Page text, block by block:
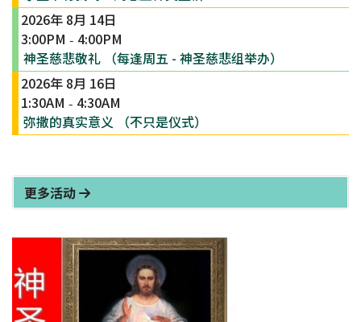
2026年 8月 14日
3:00PM - 4:00PM
神圣慈悲敬礼 （每逢周五 - 神圣慈悲组举办）
2026年 8月 16日
1:30AM - 4:30AM
弥撒的真实意义 （不只是仪式）
更多活动